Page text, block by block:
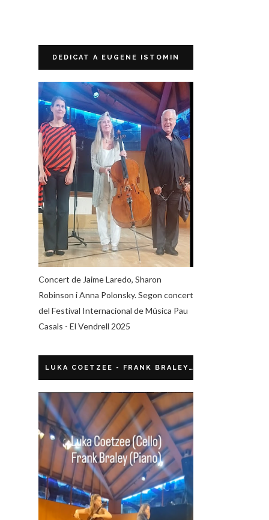
DEDICAT A EUGENE ISTOMIN
Concert de Jaime Laredo, Sharon
Robinson i Anna Polonsky. Segon concert
del Festival Internacional de Música Pau
Casals - El Vendrell 2025
LUKA COETZEE - FRANK BRALEY